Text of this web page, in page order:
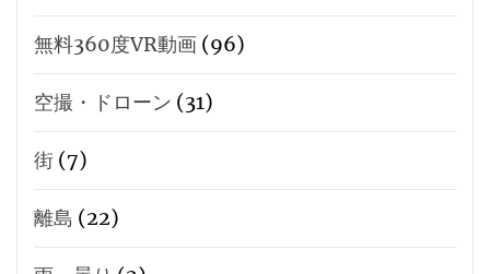
無料360度VR動画 (96)
空撮・ドローン (31)
街 (7)
離島 (22)